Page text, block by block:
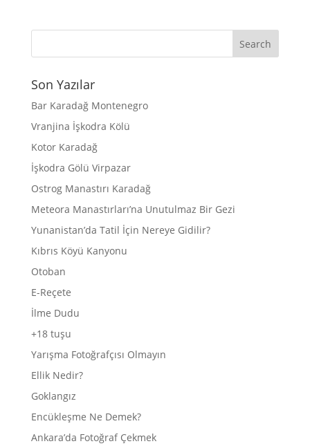
Son Yazılar
Bar Karadağ Montenegro
Vranjina İşkodra Kölü
Kotor Karadağ
İşkodra Gölü Virpazar
Ostrog Manastırı Karadağ
Meteora Manastırları’na Unutulmaz Bir Gezi
Yunanistan’da Tatil İçin Nereye Gidilir?
Kıbrıs Köyü Kanyonu
Otoban
E-Reçete
İlme Dudu
+18 tuşu
Yarışma Fotoğrafçısı Olmayın
Ellik Nedir?
Goklangız
Encükleşme Ne Demek?
Ankara’da Fotoğraf Çekmek